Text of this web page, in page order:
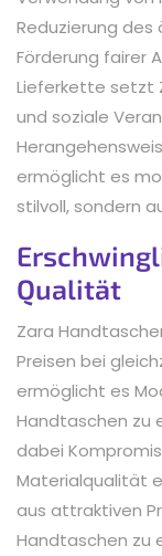
Reduzierung des
Förderung fairer
Lieferkette setzt
und soziale
ermöglicht es
stilvoll, sondern
Qualität
Zara
Preisen bei
ermöglicht es
Handtaschen zu
dabei
Materialqualität
aus attraktiven
Handtaschen zu